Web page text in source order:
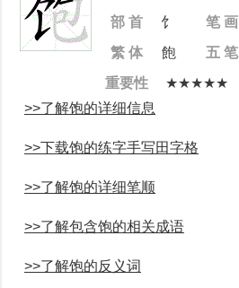
部 首
饣 笔 画
繁 体
飽 五 笔
重要性
★★★★★
>>了解饱的详细信息
>>下载饱的练字手写田字格
>>了解饱的详细笔顺
>>了解包含饱的相关成语
>>了解饱的反义词